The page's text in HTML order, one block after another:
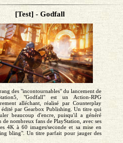
[Test] - Godfall
des "incontournables" du lancement de
"Godfall" est un Action-RPG
alléchant, réalisé par Counterplay
édité par Gearbox Publishing. Un titre qui
beaucoup d'encre, puisqu'il a généré
de nombreux fans de PlayStation, avec ses
4K à 60 images/seconde et sa mise en
bling". Un titre parfait pour jauger des